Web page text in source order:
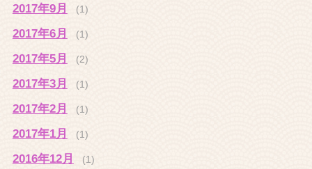
2017年9月 (1)
2017年6月 (1)
2017年5月 (2)
2017年3月 (1)
2017年2月 (1)
2017年1月 (1)
2016年12月 (1)